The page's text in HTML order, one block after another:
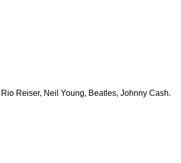
Reiser, Neil Young, Beatles, Johnny Cash.